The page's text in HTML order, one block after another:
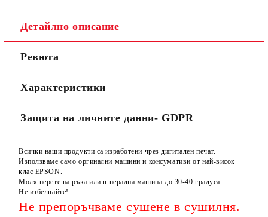
Детайлно описание
Ревюта
Характеристики
Защита на личните данни- GDPR
Всички наши продукти са изработени чрез дигитален печат.
Използваме само оргинални машини и консумативи от най-висок
клас EPSON.
Моля перете на ръка или в перална машина до 30-40 градуса.
Не избелвайте!
Не препоръчваме сушене в сушилня.